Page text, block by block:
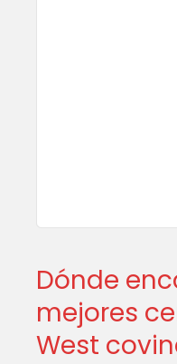
Dónde
mejores
West